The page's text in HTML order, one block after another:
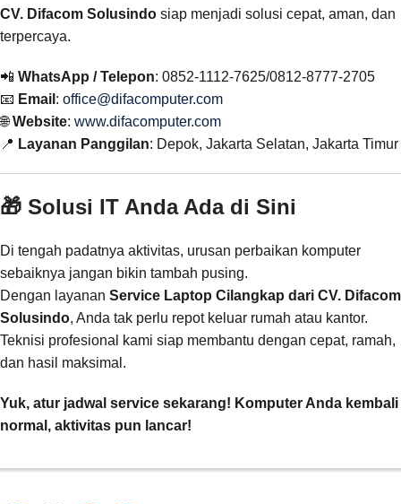
CV. Difacom Solusindo siap menjadi solusi cepat, aman, dan
terpercaya.
📲 WhatsApp / Telepon: 0852-1112-7625/0812-8777-2705
📧 Email : office@difacomputer.com
🌐Website: www.difacomputer.com
📍 Layanan Panggilan: Depok, Jakarta Selatan, Jakarta Timur
🎁 Solusi IT Anda Ada di Sini
Di tengah padatnya aktivitas, urusan perbaikan komputer
sebaiknya jangan bikin tambah pusing.
Dengan layanan Service Laptop Cilangkap dari CV. Difacom
Solusindo, Anda tak perlu repot keluar rumah atau kantor.
Teknisi profesional kami siap membantu dengan cepat, ramah,
dan hasil maksimal.
Yuk, atur jadwal service sekarang! Komputer Anda kembali
normal, aktivitas pun lancar!